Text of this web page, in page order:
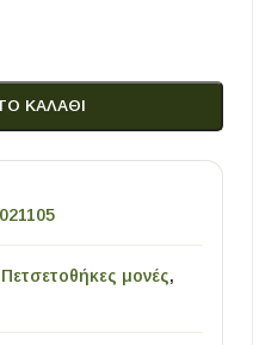
ΚΑΛΆΘΙ
Πετσετοθήκες μονές,